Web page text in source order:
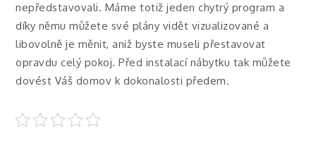
nepředstavovali. Máme totiž jeden chytrý program a
díky němu můžete své plány vidět vizualizované a
libovolně je měnit, aniž byste museli přestavovat
opravdu celý pokoj. Před instalací nábytku tak můžete
dovést Váš domov k dokonalosti předem.